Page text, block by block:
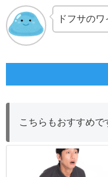
ドフサの
こちらもおすすめで